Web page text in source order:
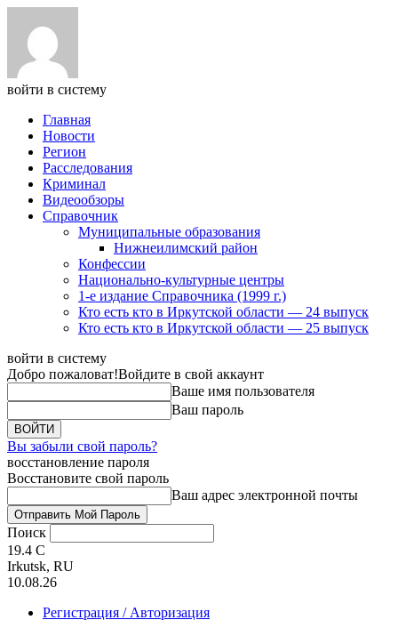
войти в систему
Главная
Новости
Регион
Расследования
Криминал
Видеообзоры
Справочник
Муниципальные образования
Нижнеилимский район
Конфессии
Национально-культурные центры
1-е издание Справочника (1999 г.)
Кто есть кто в Иркутской области — 24 выпуск
Кто есть кто в Иркутской области — 25 выпуск
войти в систему
Добро пожаловат!Войдите в свой аккаунт
Ваше имя пользователя
Ваш пароль
Вы забыли свой пароль?
восстановление пароля
Восстановите свой пароль
Ваш адрес электронной почты
Поиск
19.4 C
Irkutsk, RU
10.08.26
Регистрация / Авторизация